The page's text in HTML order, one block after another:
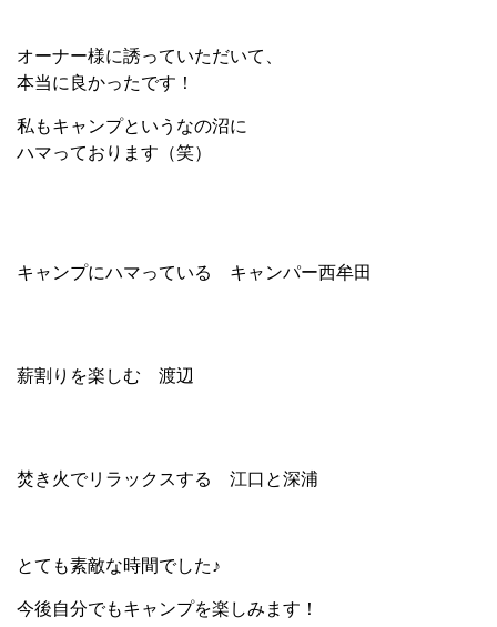
オーナー様に誘っていただいて、
本当に良かったです！
私もキャンプというなの沼に
ハマっております（笑）
キャンプにハマっている キャンパー西牟田
薪割りを楽しむ 渡辺
焚き火でリラックスする 江口と深浦
とても素敵な時間でした♪
今後自分でもキャンプを楽しみます！